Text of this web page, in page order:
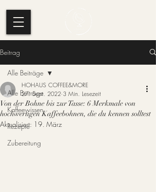
Beitrag
Alle Beiträge
Kaffeewissen
Rezepte
Zubereitung
Alle Beiträge
Von der Bohne bis zur Tasse: 6 Merkmale von
hochwertigen Kaffeebohnen, die du kennen solltest
HOHAUS COFFEE&MORE
27. Sept. 2022 3 Min. Lesezeit
Aktualisiert: 19. März